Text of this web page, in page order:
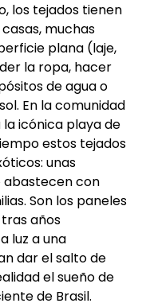
los tejados tienen
muchas
plana (laje,
la ropa, hacer
de agua o
En la comunidad
icónica playa de
estos tejados
unas
abastecen con
Son los paneles
tras años
luz a una
dar el salto de
el sueño de
de Brasil.